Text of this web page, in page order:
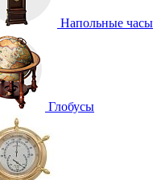
Напольные часы
Глобусы